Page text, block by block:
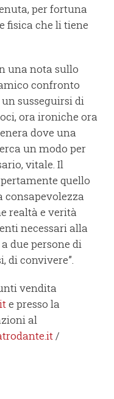
per fortuna
fisica che li tiene
una nota sullo
confronto
susseguirsi di
ora ironiche ora
dove una
un modo per
vitale. Il
quello
consapevolezza
realtà e verità
necessari alla
due persone di
di convivere”.
vendita
e presso la
al
/